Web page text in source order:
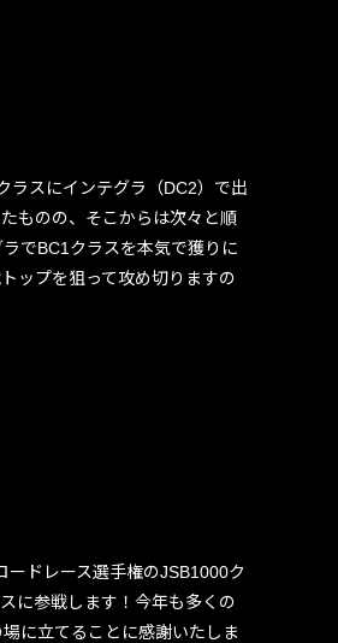
ラスにインテグラ（DC2）で出
ものの、そこからは次々と順
でBC1クラスを本気で獲りに
ップを狙って攻め切りますの
ドレース選手権のJSB1000ク
に参戦します！今年も多くの
に立てることに感謝いたしま